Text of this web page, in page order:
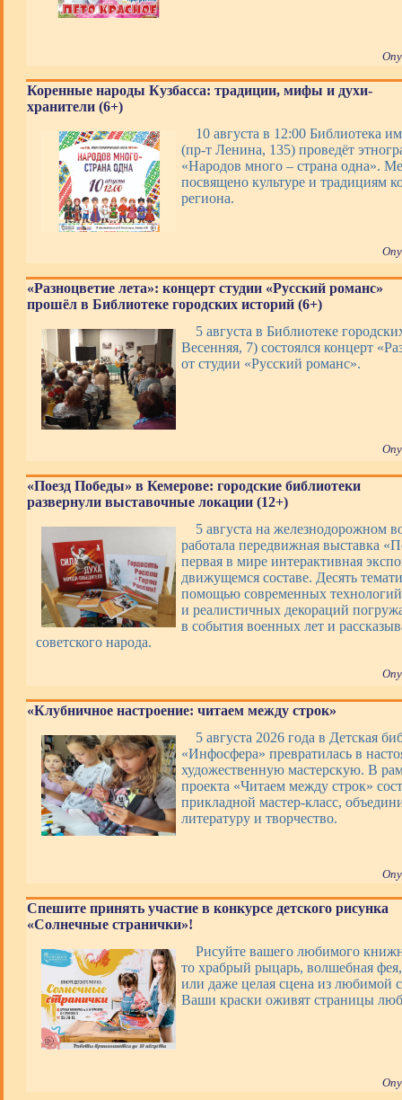
Коренные народы Кузбасса: традиции, мифы и духи-
хранители (6+)
10 августа в 12:00 Библиотека
(пр-т Ленина, 135) проведёт
«Народов много – страна одна».
посвящено культуре и традициям
региона.
«Разноцветие лета»: концерт студии «Русский романс»
прошёл в Библиотеке городских историй (6+)
5 августа в Библиотеке
Весенняя, 7) состоялся концерт
от студии «Русский романс».
«Поезд Победы» в Кемерове: городские библиотеки
развернули выставочные локации (12+)
5 августа на железнодорожном
работала передвижная выставка
первая в мире интерактивная
движущемся составе. Десять
помощью современных
и реалистичных декораций
в события военных лет и
советского народа.
«Клубничное настроение: читаем между строк»
5 августа 2026 года в Детская
«Инфосфера» превратилась в
художественную мастерскую. В
проекта «Читаем между строк»
прикладной мастер-класс,
литературу и творчество.
Спешите принять участие в конкурсе детского рисунка
«Солнечные странички»!
Рисуйте вашего любимого
то храбрый рыцарь, волшебная
или даже целая сцена из любимой
Ваши краски оживят страницы